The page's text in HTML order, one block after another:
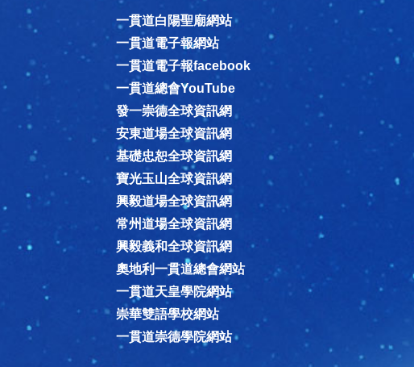
一貫道白陽聖廟網站
一貫道電子報網站
一貫道電子報facebook
一貫道總會YouTube
發一崇德全球資訊網
安東道場全球資訊網
基礎忠恕全球資訊網
寶光玉山全球資訊網
興毅道場全球資訊網
常州道場全球資訊網
興毅義和全球資訊網
奧地利一貫道總會網站
一貫道天皇學院網站
崇華雙語學校網站
一貫道崇德學院網站